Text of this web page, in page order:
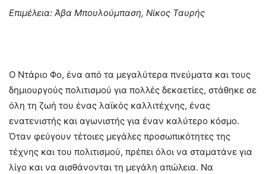
Επιμέλεια: Άβα Μπουλούμπαση, Νίκος Ταυρής
Ο Ντάριο Φο, ένα από τα μεγαλύτερα πνεύματα και τους
δημιουργούς πολιτισμού για πολλές δεκαετίες, στάθηκε σε
όλη τη ζωή του ένας λαϊκός καλλιτέχνης, ένας
ενατενιστής και αγωνιστής για έναν καλύτερο κόσμο.
Όταν φεύγουν τέτοιες μεγάλες προσωπικότητες της
τέχνης και του πολιτισμού, πρέπει όλοι να σταματάνε για
λίγο και να αισθάνονται τη μεγάλη απώλεια. Να